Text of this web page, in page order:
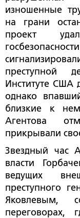
изношенные
на грани
проект
преступной
Институте США
однако
близкие к
Агентова
прикрывали
Звездный час
власти
ведущих
преступного
Яковлевым,
переговорах,